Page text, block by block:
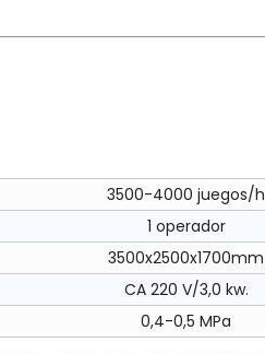
3500-4000 juegos/h
1 operador
3500x2500x1700mm
CA 220 V/3,0 kw.
0,4-0,5 MPa